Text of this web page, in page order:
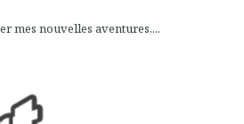
mes nouvelles aventures,...